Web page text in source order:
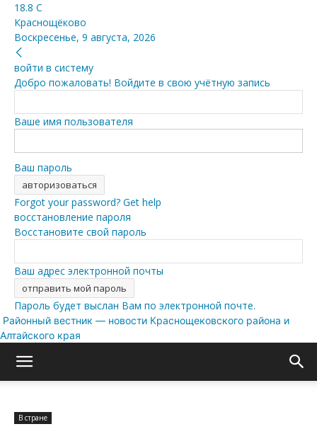
18.8 C
Краснощёково
Воскресенье, 9 августа, 2026
войти в систему
Добро пожаловать! Войдите в свою учётную запись
Ваше имя пользователя
Ваш пароль
Forgot your password? Get help
восстановление пароля
Восстановите свой пароль
Ваш адрес электронной почты
Пароль будет выслан Вам по электронной почте.
Районный вестник — новости Краснощековского района и
Алтайского края
В стране